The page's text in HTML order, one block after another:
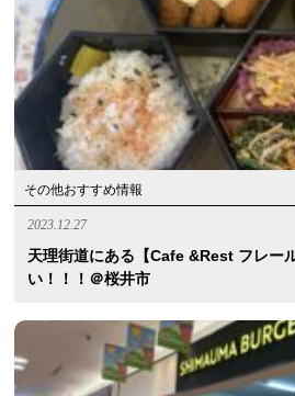
その他おすすめ情報
2023.12.27
天理街道にある【Cafe &Rest フレー
い！！！＠桜井市